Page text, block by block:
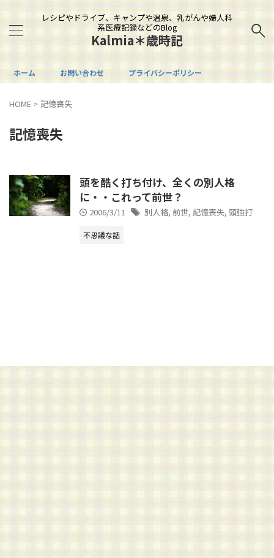
レシピやドライブ、キャンプや温泉、乳がんや婦人科
系医療記録などのBlog
Kalmia＊歳時記
ホーム お問い合わせ プライバシーポリシー
HOME > 記憶喪失
記憶喪失
頭を酷く打ち付け、全くの別人格
に・・これって前世？
2006/3/11 別人格, 前世, 記憶喪失, 頭強打
不思議な話